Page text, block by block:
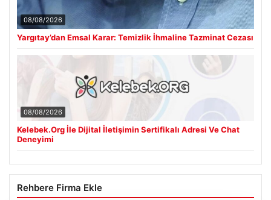
08/08/2026
Yargıtay’dan Emsal Karar: Temizlik İhmaline Tazminat Cezası
08/08/2026
Kelebek.Org İle Dijital İletişimin Sertifikalı Adresi Ve Chat
Deneyimi
Rehbere Firma Ekle